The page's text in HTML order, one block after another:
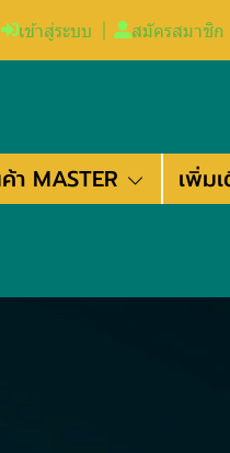
เข้าสู่ระบบ สมัครสมาชิก
า MASTER เพิ่ม